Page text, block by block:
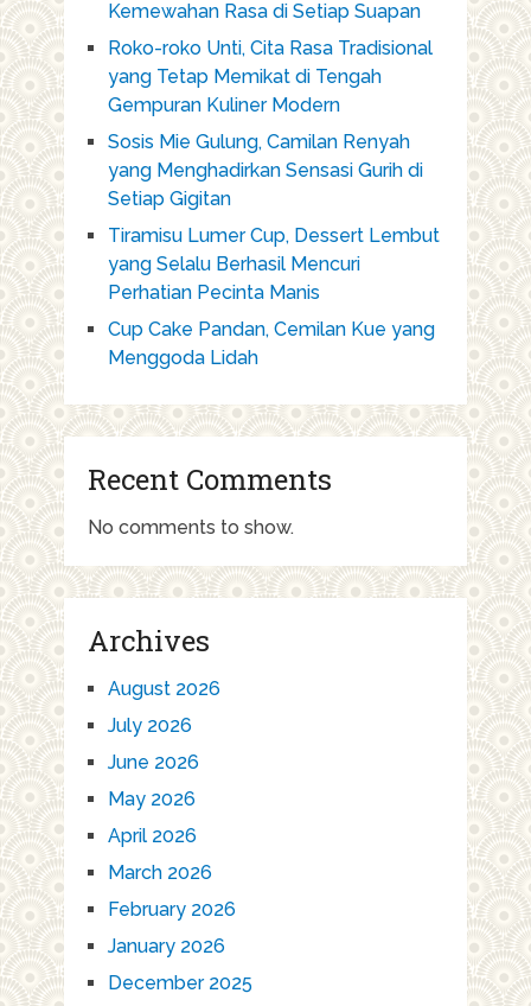
Kemewahan Rasa di Setiap Suapan
Roko-roko Unti, Cita Rasa Tradisional
yang Tetap Memikat di Tengah
Gempuran Kuliner Modern
Sosis Mie Gulung, Camilan Renyah
yang Menghadirkan Sensasi Gurih di
Setiap Gigitan
Tiramisu Lumer Cup, Dessert Lembut
yang Selalu Berhasil Mencuri
Perhatian Pecinta Manis
Cup Cake Pandan, Cemilan Kue yang
Menggoda Lidah
Recent Comments
No comments to show.
Archives
August 2026
July 2026
June 2026
May 2026
April 2026
March 2026
February 2026
January 2026
December 2025